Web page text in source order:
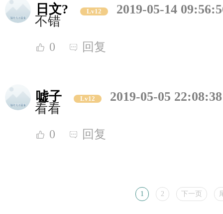
日文? Lv12
2019-05-14
不错
0 回复
嘘子 Lv12
2019-05-05 22:08:38
看看
0 回复
1 2 下一页